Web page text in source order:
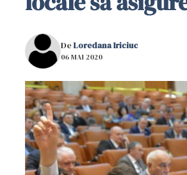
DeLoredana Iriciuc
06 MAI 2020